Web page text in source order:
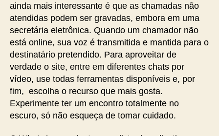
ainda mais interessante é que as chamadas não
atendidas podem ser gravadas, embora em uma
secretária eletrônica. Quando um chamador não
está online, sua voz é transmitida e mantida para o
destinatário pretendido. Para aproveitar de
verdade o site, entre em diferentes chats por
vídeo, use todas ferramentas disponíveis e, por
fim, escolha o recurso que mais gosta.
Experimente ter um encontro totalmente no
escuro, só não esqueça de tomar cuidado.